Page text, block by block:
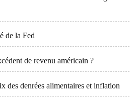
de la Fed
de revenu américain ?
des denrées alimentaires et inflation